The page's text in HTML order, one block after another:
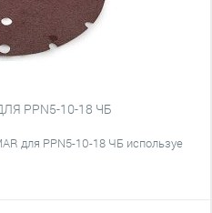
PPN5-10-18 ЧБ
для PPN5-10-18 ЧБ используе